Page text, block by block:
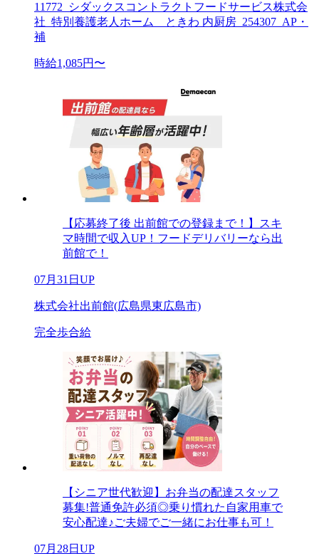
11772_シダックスコントラクトフードサービス株式会
社_特別養護老人ホーム ときわ 内厨房_254307_AP・
補
時給1,085円〜
【応募終了後 出前館での登録まで！】スキ
マ時間で収入UP！フードデリバリーなら出
前館で！
07月31日UP
株式会社出前館(広島県東広島市)
完全歩合給
【シニア世代歓迎】お弁当の配達スタッフ
募集!普通免許必須◎乗り慣れた自家用車で
安心配達♪ご夫婦でご一緒にお仕事も可！
07月28日UP